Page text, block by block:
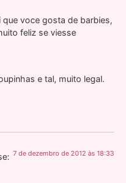
que voce gosta de barbies,
feliz se viesse
e tal, muito legal.
7 de dezembro de 2012 às 18:33